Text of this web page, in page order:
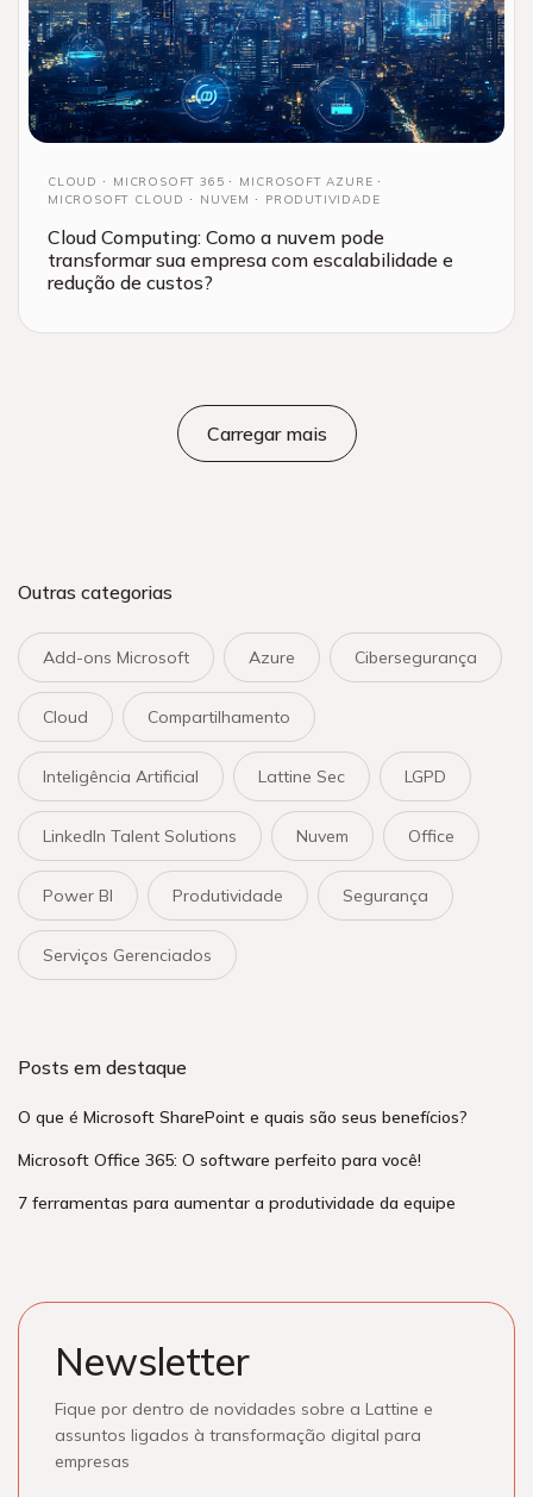
CLOUD MICROSOFT 365
MICROSOFT AZURE
MICROSOFT CLOUD
NUVEM PRODUTIVIDADE
Cloud Computing: Como a nuvem pode
transformar sua empresa com escalabilidade e
redução de custos?
Carregar mais
Outras categorias
Add-ons Microsoft Azure Cibersegurança
Cloud Compartilhamento
Inteligência Artificial Lattine Sec LGPD
LinkedIn Talent Solutions Nuvem Office
Power BI Produtividade Segurança
Serviços Gerenciados
Posts em destaque
O que é Microsoft SharePoint e quais são seus benefícios?
Microsoft Office 365: O software perfeito para você!
7 ferramentas para aumentar a produtividade da equipe
Newsletter
Fique por dentro de novidades sobre a Lattine e
assuntos ligados à transformação digital para
empresas